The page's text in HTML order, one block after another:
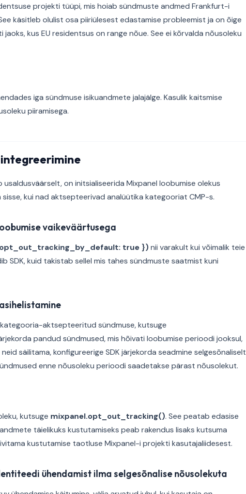
projekti tüüpi, mis hoiab sündmuste andmed Frankfurt-i
käsitleb olulist osa piiriülesest edastamise probleemist ja on õige
kus EU residentsus on range nõue. See ei kõrvalda nõusoleku
iga sündmuse isikuandmete jalajälge. Kasulik kaitsmise
piiramisega.
on initsialiseerida Mixpanel loobumise olekus
sisse, kui nad aktsepteerivad analüütika kategooriat CMP-s.
vaikeväärtusega
true })nii varakult kui võimalik teie
SDK, kuid takistab sellel mis tahes sündmuste saatmist kuni
aktsepteeritud sündmuse, kutsuge
pandud sündmused, mis hõivati loobumise perioodi jooksul,
säilitama, konfigureerige SDK järjekorda seadmine selgesõnaliselt
enne nõusoleku perioodi saadetakse pärast nõusolekut.
kutsuge mixpanel.opt_out_tracking(). See peatab edasise
täielikuks kustutamiseks peab rakendus lisaks kutsuma
kustutamise taotluse Mixpanel-i projekti kasutajaliidesest.
ühendamist ilma selgesõnalise nõusolekuta